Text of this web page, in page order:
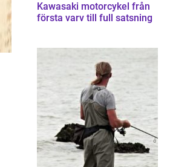
Kawasaki motorcykel från
första varv till full satsning